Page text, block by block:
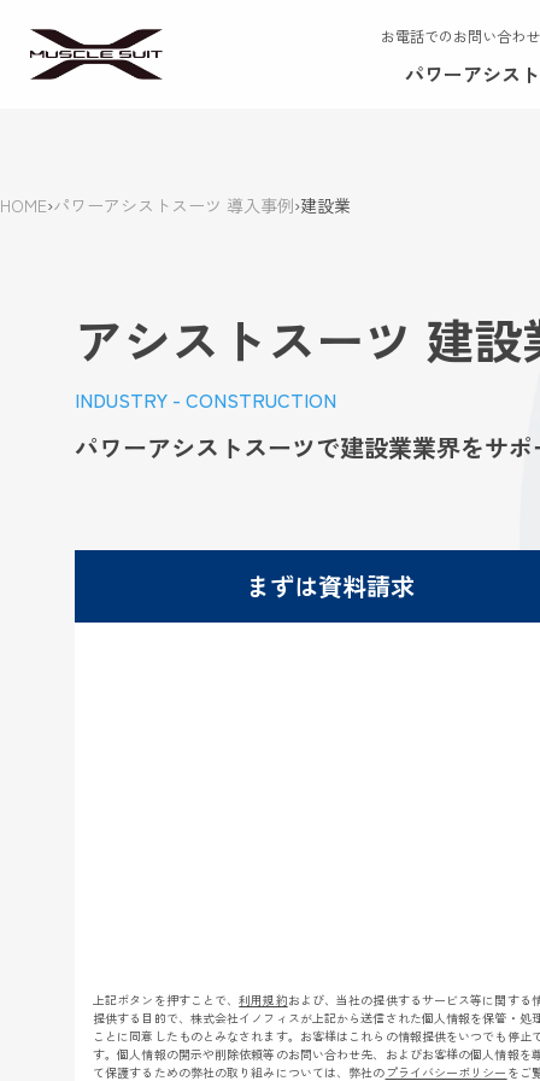
お電話でのお問い合わせ
パワーアシス
HOME›パワーアシストスーツ 導入事例›建設業
アシストスーツ 建
INDUSTRY - CONSTRUCTION
パワーアシストスーツで建設業業界をサ
まずは資料請求
上記ボタンを押すことで、利用規約および、当社の提供するサービス等に関する
提供する目的で、株式会社イノフィスが上記から送信された個人情報を保管・処
ことに同意したものとみなされます。お客様はこれらの情報提供をいつでも停止
す。個人情報の開示や削除依頼等のお問い合わせ先、およびお客様の個人情報を
て保護するための弊社の取り組みについては、弊社の プライバシーポリシー をご